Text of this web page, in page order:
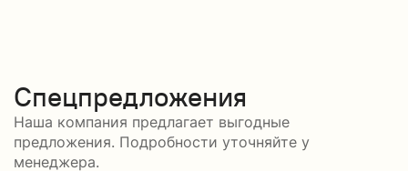
Спецпредложения
Наша компания предлагает выгодные
предложения. Подробности уточняйте у
менеджера.